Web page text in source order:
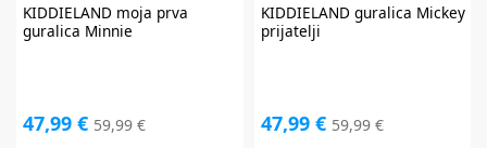
KIDDIELAND moja prva
guralica Minnie
47,99 € 59,99 €
KIDDIELAND guralica Mickey i
prijatelji
47,99 € 59,99 €